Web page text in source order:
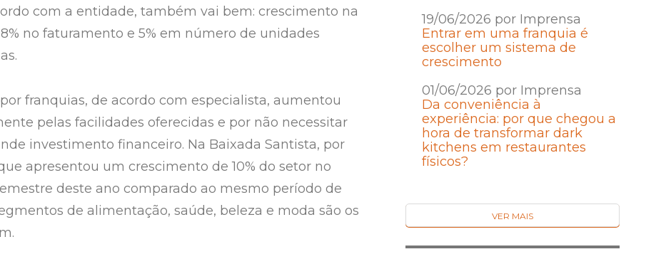
com a entidade, também vai bem: crescimento na
no faturamento e 5% em número de unidades
franquias, de acordo com especialista, aumentou
pelas facilidades oferecidas e por não necessitar
investimento financeiro. Na Baixada Santista, por
apresentou um crescimento de 10% do setor no
deste ano comparado ao mesmo período de
de alimentação, saúde, beleza e moda são os
19/06/2026 por Imprensa
Entrar em uma franquia é
escolher um sistema de
crescimento
01/06/2026 por Imprensa
Da conveniência à
experiência: por que chegou a
hora de transformar dark
kitchens em restaurantes
físicos?
VER MAIS